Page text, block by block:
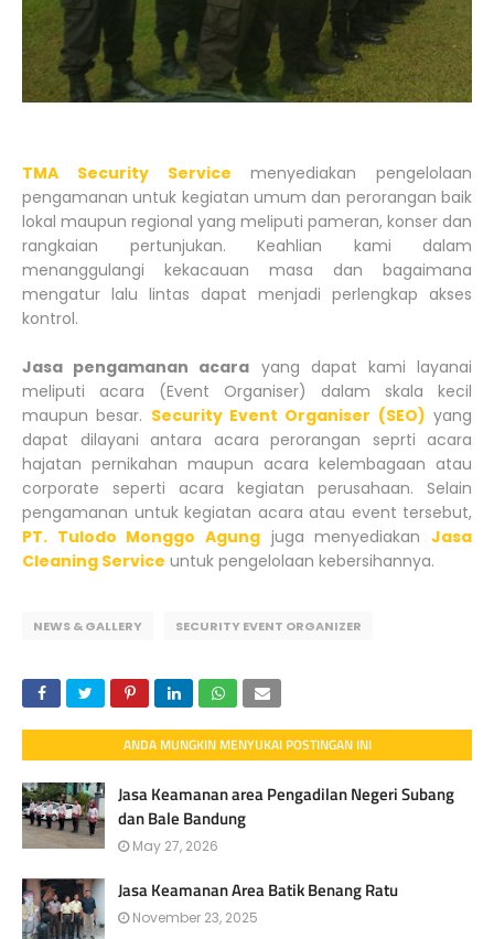
TMA Security Service menyediakan pengelolaan
pengamanan untuk kegiatan umum dan perorangan baik
lokal maupun regional yang meliputi pameran, konser dan
rangkaian pertunjukan. Keahlian kami dalam
menanggulangi kekacauan masa dan bagaimana
mengatur lalu lintas dapat menjadi perlengkap akses
kontrol.
Jasa pengamanan acara yang dapat kami layanai
meliputi acara (Event Organiser) dalam skala kecil
maupun besar. Security Event Organiser (SEO) yang
dapat dilayani antara acara perorangan seprti acara
hajatan pernikahan maupun acara kelembagaan atau
corporate seperti acara kegiatan perusahaan. Selain
pengamanan untuk kegiatan acara atau event tersebut,
PT. Tulodo Monggo Agung juga menyediakan Jasa
Cleaning Service untuk pengelolaan kebersihannya.
NEWS & GALLERY SECURITY EVENT ORGANIZER
ANDA MUNGKIN MENYUKAI POSTINGAN INI
Jasa Keamanan area Pengadilan Negeri Subang
dan Bale Bandung
May 27, 2026
Jasa Keamanan Area Batik Benang Ratu
November 23, 2025